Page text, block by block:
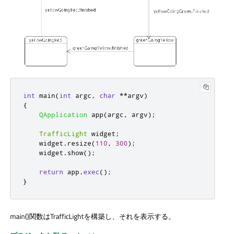
int main(int argc , char **argv)
{
QApplication app(argc , argv);
TrafficLight widget ;
    widget
. resize(110 , 300);
    widget
. show();
return app .exec();
}
main()関数はTrafficLightを構築し、それを表示する。